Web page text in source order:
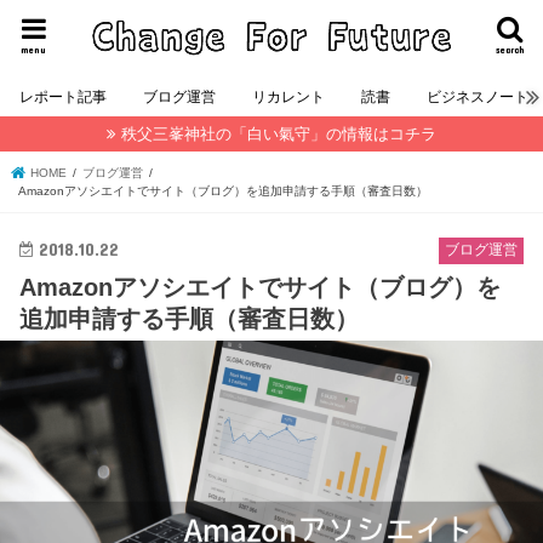
search
menu
レポート記事 ブログ運営 リカレント 読書 ビジネスノート
秩父三峯神社の「白い氣守」の情報はコチラ
HOME
ブログ運営
Amazonアソシエイトでサイト（ブログ）を追加申請する手順（審査日数）
ブログ運営
2018.10.22
Amazonアソシエイトでサイト（ブログ）を
追加申請する手順（審査日数）